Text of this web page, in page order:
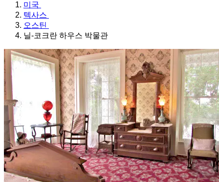
미국
텍사스
오스틴
닐-코크란 하우스 박물관